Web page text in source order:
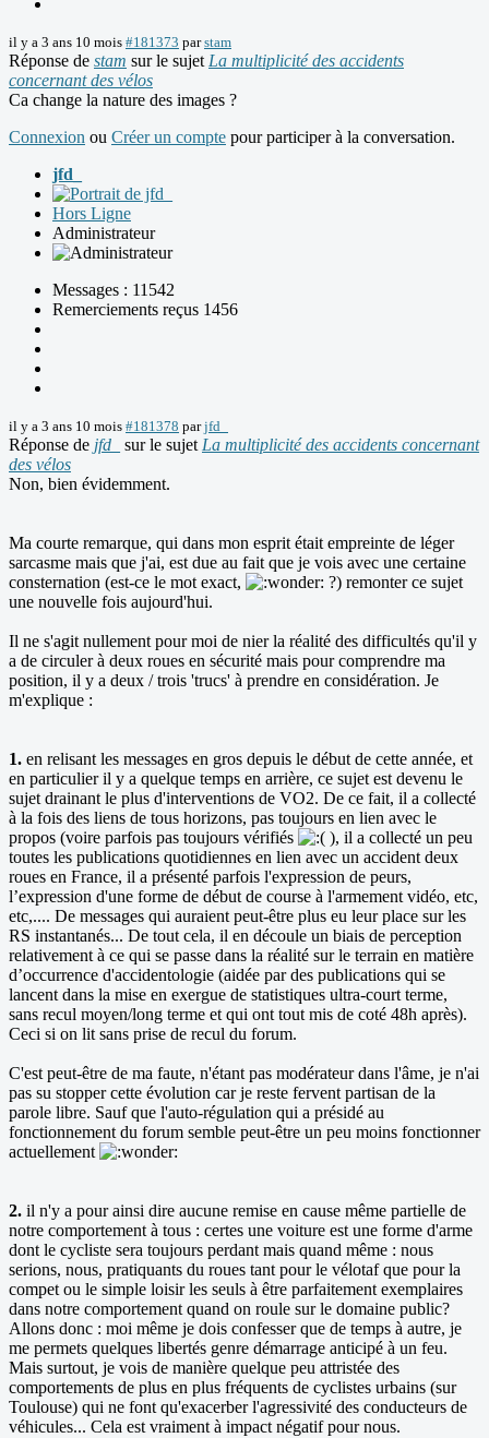
il y a 3 ans 10 mois #181373 parstam
Réponse de stam sur le sujet La multiplicité des accidents
concernant des vélos
Ca change la nature des images ?
Connexion ou Créer un compte pour participer à la conversation.
jfd_
Hors Ligne
Administrateur
Messages : 11542
Remerciements reçus 1456
il y a 3 ans 10 mois #181378 parjfd_
Réponse de jfd_ sur le sujet La multiplicité des accidents concernant
des vélos
Non, bien évidemment.
Ma courte remarque, qui dans mon esprit était empreinte de léger
sarcasme mais que j'ai, est due au fait que je vois avec une certaine
consternation (est-ce le mot exact,
?) remonter ce sujet
une nouvelle fois aujourd'hui.
Il ne s'agit nullement pour moi de nier la réalité des difficultés qu'il y
a de circuler à deux roues en sécurité mais pour comprendre ma
position, il y a deux / trois 'trucs' à prendre en considération. Je
m'explique :
1. en relisant les messages en gros depuis le début de cette année, et
en particulier il y a quelque temps en arrière, ce sujet est devenu le
sujet drainant le plus d'interventions de VO2. De ce fait, il a collecté
à la fois des liens de tous horizons, pas toujours en lien avec le
propos (voire parfois pas toujours vérifiés
), il a collecté un peu
toutes les publications quotidiennes en lien avec un accident deux
roues en France, il a présenté parfois l'expression de peurs,
l’expression d'une forme de début de course à l'armement vidéo, etc,
etc,.... De messages qui auraient peut-être plus eu leur place sur les
RS instantanés... De tout cela, il en découle un biais de perception
relativement à ce qui se passe dans la réalité sur le terrain en matière
d’occurrence d'accidentologie (aidée par des publications qui se
lancent dans la mise en exergue de statistiques ultra-court terme,
sans recul moyen/long terme et qui ont tout mis de coté 48h après).
Ceci si on lit sans prise de recul du forum.
C'est peut-être de ma faute, n'étant pas modérateur dans l'âme, je n'ai
pas su stopper cette évolution car je reste fervent partisan de la
parole libre. Sauf que l'auto-régulation qui a présidé au
fonctionnement du forum semble peut-être un peu moins fonctionner
actuellement
2. il n'y a pour ainsi dire aucune remise en cause même partielle de
notre comportement à tous : certes une voiture est une forme d'arme
dont le cycliste sera toujours perdant mais quand même : nous
serions, nous, pratiquants du roues tant pour le vélotaf que pour la
compet ou le simple loisir les seuls à être parfaitement exemplaires
dans notre comportement quand on roule sur le domaine public?
Allons donc : moi même je dois confesser que de temps à autre, je
me permets quelques libertés genre démarrage anticipé à un feu.
Mais surtout, je vois de manière quelque peu attristée des
comportements de plus en plus fréquents de cyclistes urbains (sur
Toulouse) qui ne font qu'exacerber l'agressivité des conducteurs de
véhicules... Cela est vraiment à impact négatif pour nous.